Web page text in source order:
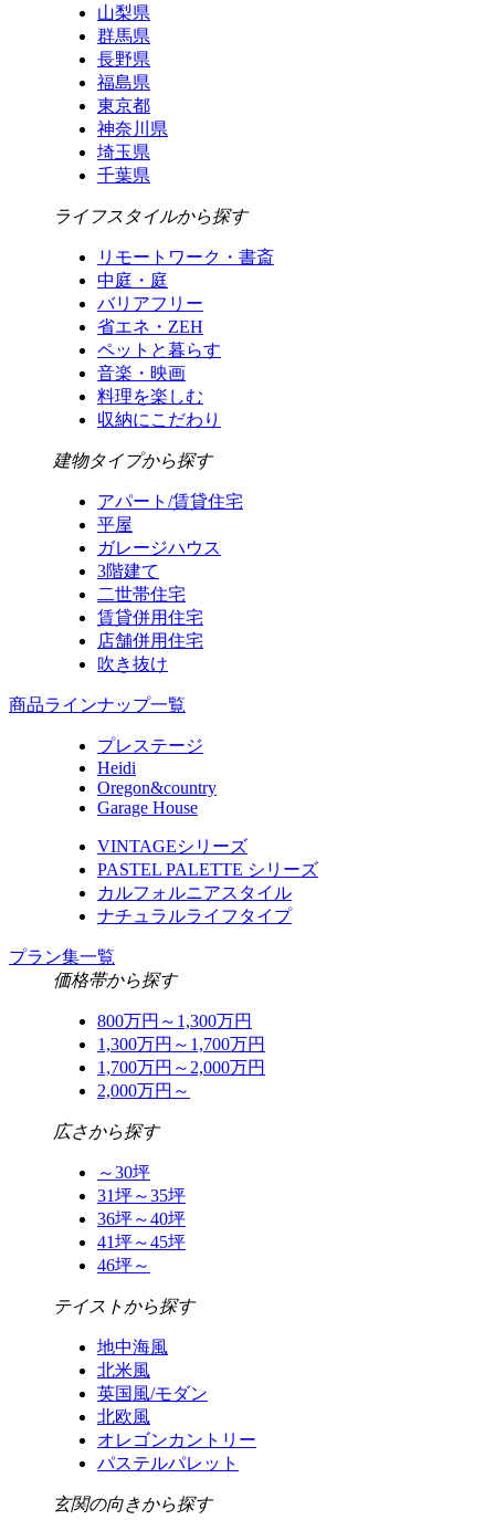
山梨県
群馬県
長野県
福島県
東京都
神奈川県
埼玉県
千葉県
ライフスタイルから探す
リモートワーク・書斎
中庭・庭
バリアフリー
省エネ・ZEH
ペットと暮らす
音楽・映画
料理を楽しむ
収納にこだわり
建物タイプから探す
アパート/賃貸住宅
平屋
ガレージハウス
3階建て
二世帯住宅
賃貸併用住宅
店舗併用住宅
吹き抜け
商品ラインナップ一覧
プレステージ
Heidi
Oregon&country
Garage House
VINTAGEシリーズ
PASTEL PALETTE シリーズ
カルフォルニアスタイル
ナチュラルライフタイプ
プラン集一覧
価格帯から探す
800万円～1,300万円
1,300万円～1,700万円
1,700万円～2,000万円
2,000万円～
広さから探す
～30坪
31坪～35坪
36坪～40坪
41坪～45坪
46坪～
テイストから探す
地中海風
北米風
英国風/モダン
北欧風
オレゴンカントリー
パステルパレット
玄関の向きから探す